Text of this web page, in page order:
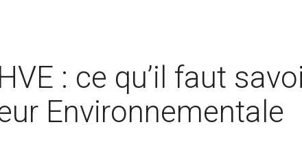
: ce qu’il faut
Environnementale